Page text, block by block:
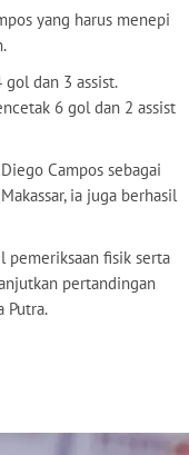
yang harus menepi
dan 3 assist.
6 gol dan 2 assist
Campos sebagai
ia juga berhasil
pemeriksaan fisik serta
pertandingan
Putra.